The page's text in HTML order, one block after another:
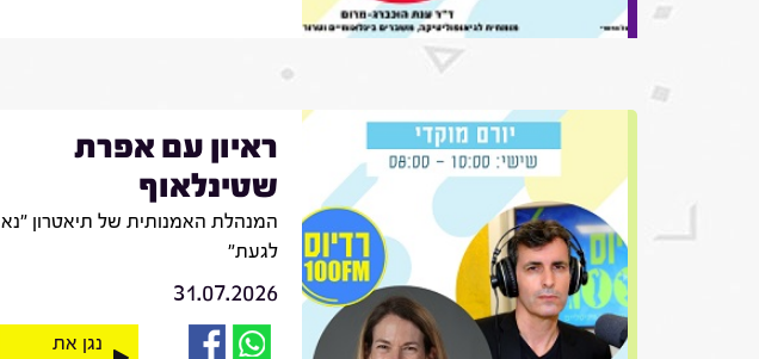
ראיון עם אפרת
שטינלאוף
המנהלת האמנותית של תיאטרון "נא
לגעת"
31.07.2026
נגן את